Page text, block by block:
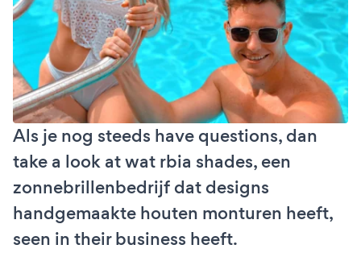
Als je nog steeds have questions, dan
take a look at wat rbia shades, een
zonnebrillenbedrijf dat designs
handgemaakte houten monturen heeft,
seen in their business heeft.